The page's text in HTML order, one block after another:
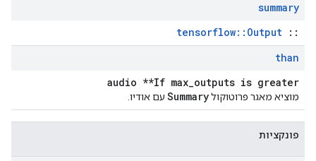
summary
::
tensorflow::Output
than
audio **If max_outputs is greater
מוציא מאגר פרוטוקולSummary עם אודיו.
פונקציות